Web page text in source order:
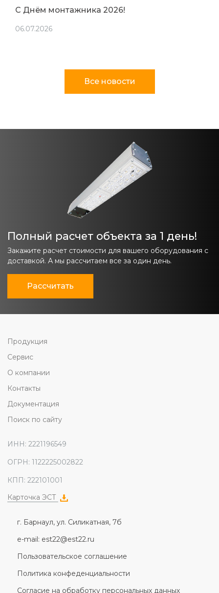
С Днём монтажника 2026!
06.07.2026
Все новости
Полный расчет объекта за 1 день!
Закажите расчет стоимости для вашего оборудования с
доставкой. А мы рассчитаем все за один день.
Рассчитать
Продукция
Сервис
О компании
Контакты
Документация
Поиск по сайту
ИНН: 2221196549
ОГРН: 1122225002822
КПП: 222101001
Карточка ЭСТ
г. Барнаул, ул. Силикатная, 7б
e-mail: est22@est22.ru
Пользовательское соглашение
Политика конфеденциальности
Согласие на обработку персональных данных